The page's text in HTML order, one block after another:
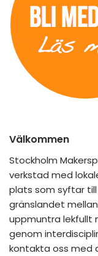
Välkommen
Stockholm
verkstad med
plats som syftar
gränslandet
uppmuntra lekfullt
genom
kontakta oss med